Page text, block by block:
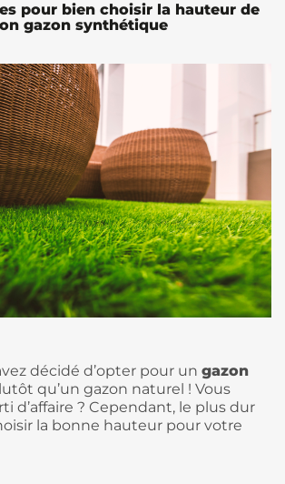
pour bien choisir la hauteur de
gazon synthétique
décidé d’opter pour un gazon
qu’un gazon naturel ! Vous
d’affaire ? Cependant, le plus dur
la bonne hauteur pour votre